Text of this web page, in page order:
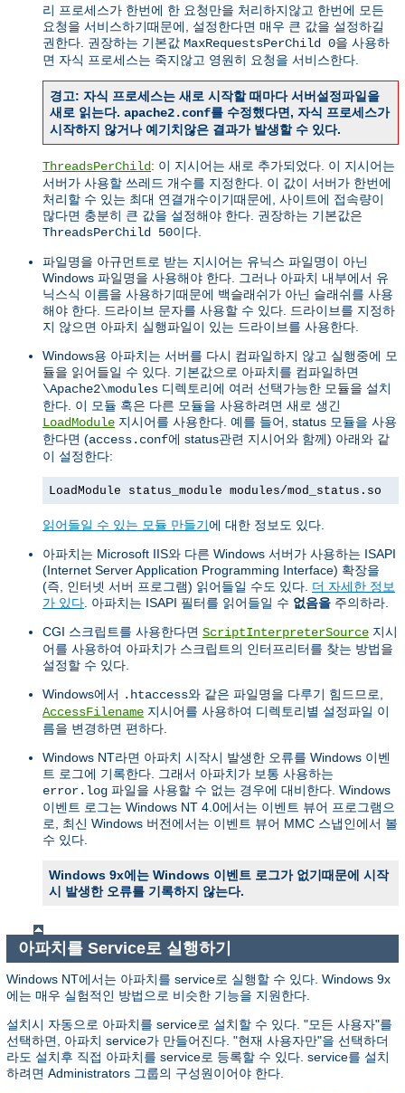
리 프로세스가 한번에 한 요청만을 처리하지않고 한번에 모든
요청을 서비스하기때문에, 설정한다면 매우 큰 값을 설정하길
권한다. 권장하는 기본값 MaxRequestsPerChild 0을 사용하
면 자식 프로세스는 죽지않고 영원히 요청을 서비스한다.
경고: 자식 프로세스는 새로 시작할 때마다 서버설정파일을
새로 읽는다. apache2.conf를 수정했다면, 자식 프로세스가
시작하지 않거나 예기치않은 결과가 발생할 수 있다.
ThreadsPerChild: 이 지시어는 새로 추가되었다. 이 지시어는
서버가 사용할 쓰레드 개수를 지정한다. 이 값이 서버가 한번에
처리할 수 있는 최대 연결개수이기때문에, 사이트에 접속량이
많다면 충분히 큰 값을 설정해야 한다. 권장하는 기본값은
ThreadsPerChild 50이다.
파일명을 아규먼트로 받는 지시어는 유닉스 파일명이 아닌
Windows 파일명을 사용해야 한다. 그러나 아파치 내부에서 유
닉스식 이름을 사용하기때문에 백슬래쉬가 아닌 슬래쉬를 사용
해야 한다. 드라이브 문자를 사용할 수 있다. 드라이브를 지정하
지 않으면 아파치 실행파일이 있는 드라이브를 사용한다.
Windows용 아파치는 서버를 다시 컴파일하지 않고 실행중에 모
듈을 읽어들일 수 있다. 기본값으로 아파치를 컴파일하면
\Apache2\modules 디렉토리에 여러 선택가능한 모듈을 설치
한다. 이 모듈 혹은 다른 모듈을 사용하려면 새로 생긴
LoadModule 지시어를 사용한다. 예를 들어, status 모듈을 사용
한다면 (access.conf에 status관련 지시어와 함께) 아래와 같
이 설정한다:
LoadModule status_module modules/mod_status.so
읽어들일 수 있는 모듈 만들기에 대한 정보도 있다.
아파치는 Microsoft IIS와 다른 Windows 서버가 사용하는 ISAPI
(Internet Server Application Programming Interface) 확장을
(즉, 인터넷 서버 프로그램) 읽어들일 수도 있다. 더 자세한 정보
가 있다 . 아파치는 ISAPI 필터를 읽어들일 수 없음을 주의하라.
CGI 스크립트를 사용한다면 ScriptInterpreterSource 지시
어를 사용하여 아파치가 스크립트의 인터프리터를 찾는 방법을
설정할 수 있다.
Windows에서 .htaccess와 같은 파일명을 다루기 힘드므로,
AccessFilename 지시어를 사용하여 디렉토리별 설정파일 이
름을 변경하면 편하다.
Windows NT라면 아파치 시작시 발생한 오류를 Windows 이벤
트 로그에 기록한다. 그래서 아파치가 보통 사용하는
error.log 파일을 사용할 수 없는 경우에 대비한다. Windows
이벤트 로그는 Windows NT 4.0에서는 이벤트 뷰어 프로그램으
로, 최신 Windows 버전에서는 이벤트 뷰어 MMC 스냅인에서 볼
수 있다.
Windows 9x에는 Windows 이벤트 로그가 없기때문에 시작
시 발생한 오류를 기록하지 않는다.
아파치를 Service로 실행하기
Windows NT에서는 아파치를 service로 실행할 수 있다. Windows 9x
에는 매우 실험적인 방법으로 비슷한 기능을 지원한다.
설치시 자동으로 아파치를 service로 설치할 수 있다. "모든 사용자"를
선택하면, 아파치 service가 만들어진다. "현재 사용자만"을 선택하더
라도 설치후 직접 아파치를 service로 등록할 수 있다. service를 설치
하려면 Administrators 그룹의 구성원이어야 한다.